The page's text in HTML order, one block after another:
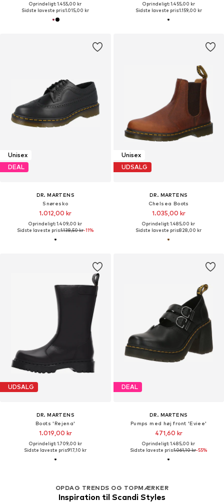
Oprindeligt: 1.455,00 kr
Sidste laveste pris:1.015,00 kr
Oprindeligt: 1.455,00 kr
Sidste laveste pris:1.159,00 kr
Unisex
DEAL
DR. MARTENS
Snøresko
1.012,00 kr
Oprindeligt: 1.409,00 kr
Sidste laveste pris:1.138,50 kr-11%
Unisex
UDSALG
DR. MARTENS
Chelsea Boots
1.035,00 kr
Oprindeligt: 1.485,00 kr
Sidste laveste pris:828,00 kr
UDSALG
DR. MARTENS
Boots 'Rejena'
1.019,00 kr
Oprindeligt: 1.709,00 kr
Sidste laveste pris:917,10 kr
OPDAG TRENDS OG TOPMÆRKER
Inspiration til Scandi Styles
DEAL
DR. MARTENS
Pumps med høj front 'Eviee'
471,60 kr
Oprindeligt: 1.485,00 kr
Sidste laveste pris:1.061,10 kr-55%